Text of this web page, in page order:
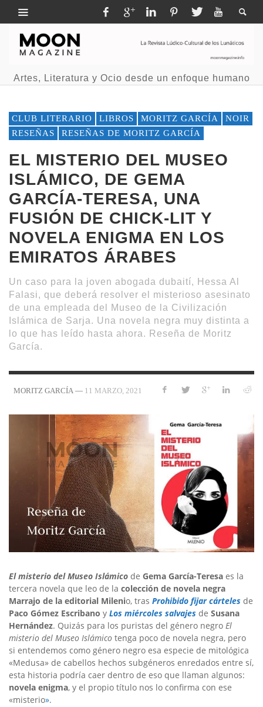
Artes, Literatura y Ocio desde un enfoque humano
CLUB LITERARIO LIBROS MORITZ GARCÍA
NOIR
RESEÑAS
RESEÑAS DE MORITZ GARCÍA
EL MISTERIO DEL MUSEO
ISLÁMICO, DE GEMA
GARCÍA-TERESA, UNA
FUSIÓN DE CHICK-LIT Y
NOVELA ENIGMA EN LOS
EMIRATOS ÁRABES
Un caso para la joven abogada dubaití, Hessa Al
Falasi, que deberá resolver el misterioso asesinato
de una empleada del Museo de la Civilización
Islámica de Sarja. Una novela negra muy distinta a
lo que has leído hasta ahora. Reseña de Moritz
García.
MORITZ GARCÍA — 11 MARZO, 2021
El misterio del Museo Islámico de Gema García-Teresa es la
tercera novela que leo de la colección de novela negra
Marrajo de la editorial Milenio, tras Prohibido fijar cárteles de
Paco Gómez Escribano y Los miércoles salvajes de Susana
Hernández. Quizás para los puristas del género negro El
misterio del Museo Islámico tenga poco de novela negra, pero
si entendemos como género negro esa especie de mitológica
«Medusa» de cabellos hechos subgéneros enredados entre sí,
esta historia podría caer dentro de eso que llaman algunos:
novela enigma, y el propio título nos lo confirma con ese
«misterio».